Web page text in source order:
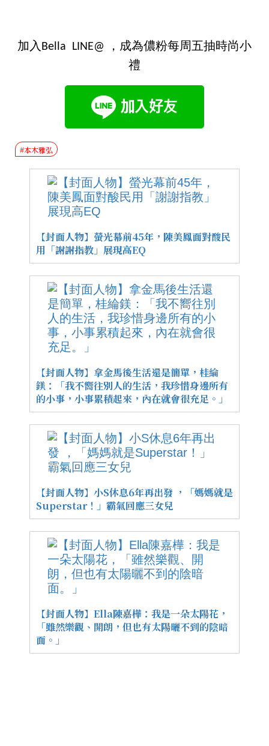
加入Bella LINE@ ，成為儂粉每周五抽時尚小
禮
#本木雅弘
【封面人物】螢光幕前45年，陳美鳳面對酸民
用「謝謝指教」展現高EQ
【封面人物】拿金馬後生活還是簡單，桂綸
鎂：「我不嚮往別人的生活，我珍惜身邊所有
的小事，小事累積起來，內在就會很充足。」
【封面人物】小S休息6年再出發 ，「媽媽就是
Superstar！」霸氣回應三女兒
【封面人物】Ella陳嘉樺：我是一朵太陽花，
「雖然樂觀、開朗，但也有太陽曬不到的陰暗
面。」